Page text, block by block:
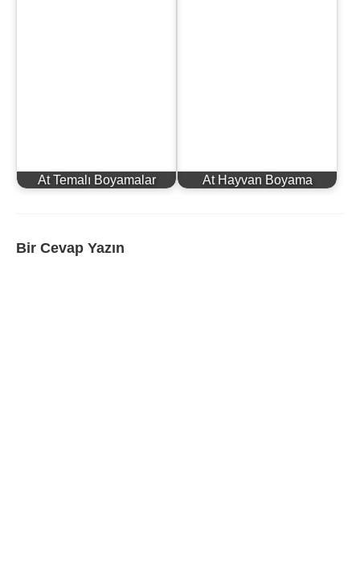
At Temalı Boyamalar At Hayvan Boyama
Bir Cevap Yazın